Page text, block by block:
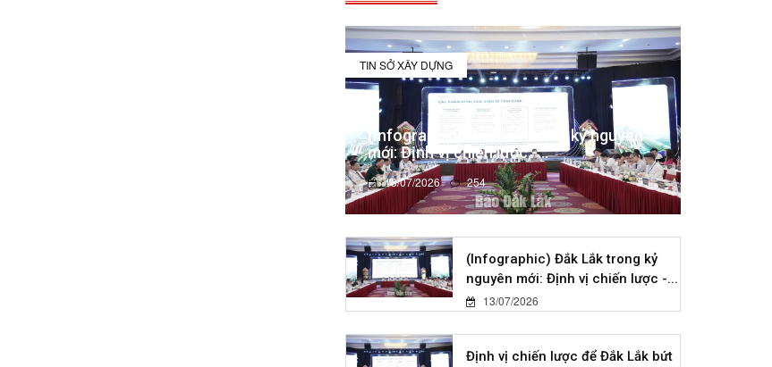
TIN SỞ XÂY DỰNG
(Infographic) Đắk Lắk trong kỷ nguyên
mới: Định vị chiến lược -...
13/07/2026 254
(Infographic) Đắk Lắk trong kỷ
nguyên mới: Định vị chiến lược -...
13/07/2026
Định vị chiến lược để Đắk Lắk bứt